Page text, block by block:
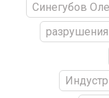
Синегубов
разрушения